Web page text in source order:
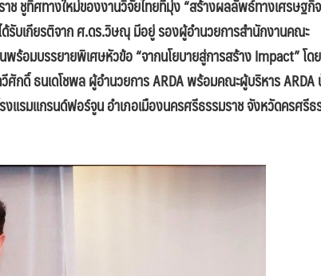
ชูทิศทางใหม่ของงานวิจัยไทยที่มุ่ง “สร้างผลลัพธ์ทางเศรษฐกิ
รับเกียรติจาก ศ.ดร.วิษณุ มีอยู่ รองผู้อำนวยการสำนักงานคณะ
พร้อมบรรยายพิเศษหัวข้อ “จากนโยบายสู่การสร้าง Impact” โด
ศักดิ์ ธนเดโชพล ผู้อำนวยการ ARDA พร้อมคณะผู้บริหาร ARDA
แรมแกรนด์ฟอร์จูน อำเภอเมืองนครศรีธรรมราช จังหวัดครศรีธ